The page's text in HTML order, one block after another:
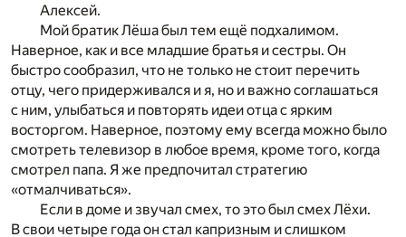
Алексей.
Мой братик Лёша был тем ещё подхалимом.
Наверное, как и все младшие братья и сестры. Он
быстро сообразил, что не только не стоит перечить
отцу, чего придерживался и я, но и важно соглашаться
с ним, улыбаться и повторять идеи отца с ярким
восторгом. Наверное, поэтому ему всегда можно было
смотреть телевизор в любое время, кроме того, когда
смотрел папа. Я же предпочитал стратегию
«отмалчиваться».
Если в доме и звучал смех, то это был смех Лёхи.
В свои четыре года он стал капризным и слишком